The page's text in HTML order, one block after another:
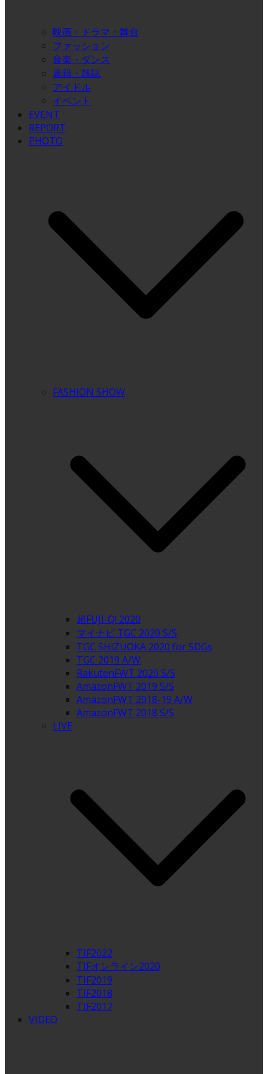
映画・ドラマ・舞台
ファッション
音楽・ダンス
書籍・雑誌
アイドル
イベント
EVENT
REPORT
PHOTO
FASHION SHOW
超FUJI-Q! 2020
マイナビ TGC 2020 S/S
TGC SHIZUOKA 2020 for SDGs
TGC 2019 A/W
RakutenFWT 2020 S/S
AmazonFWT 2019 S/S
AmazonFWT 2018-19 A/W
AmazonFWT 2018 S/S
LIVE
TIF2022
TIFオンライン2020
TIF2019
TIF2018
TIF2017
VIDEO